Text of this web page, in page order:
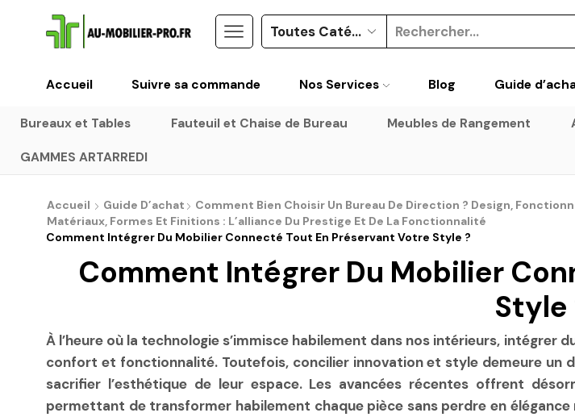
Accueil Suivre sa commande Nos Services Blog Guide
Bureaux et Tables Fauteuil et Chaise de Bureau Meubles de Rangement
GAMMES ARTARREDI
Accueil Guide D’achat
Comment Bien Choisir Un Bureau De Direction ? Design,
Matériaux, Formes Et Finitions : L’alliance Du Prestige Et De La Fonctionnalité
Comment Intégrer Du Mobilier Connecté Tout En Préservant Votre Style ?
Comment Intégrer Du Mobilier
Style
À l’heure où la technologie s’immisce habilement dans nos intérieurs,
confort et fonctionnalité. Toutefois, concilier innovation et style demeure un
sacrifier l’esthétique de leur espace. Les avancées récentes offrent
permettant de transformer habilement chaque pièce sans perdre en